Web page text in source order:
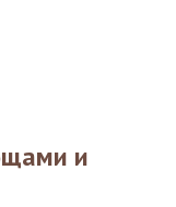
и